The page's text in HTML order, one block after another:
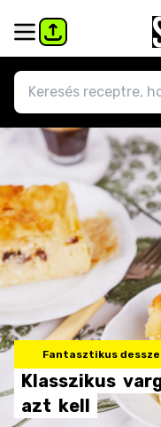
Fantasztikus
Klasszikus
azt kell